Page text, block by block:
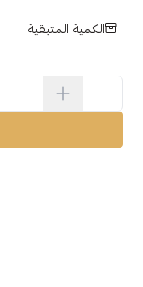
الكمية المتبقية